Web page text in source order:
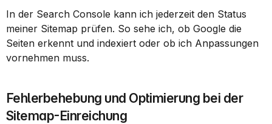
In der Search Console kann ich jederzeit den Status
meiner Sitemap prüfen. So sehe ich, ob Google die
Seiten erkennt und indexiert oder ob ich Anpassungen
vornehmen muss.
Fehlerbehebung und Optimierung bei der
Sitemap-Einreichung